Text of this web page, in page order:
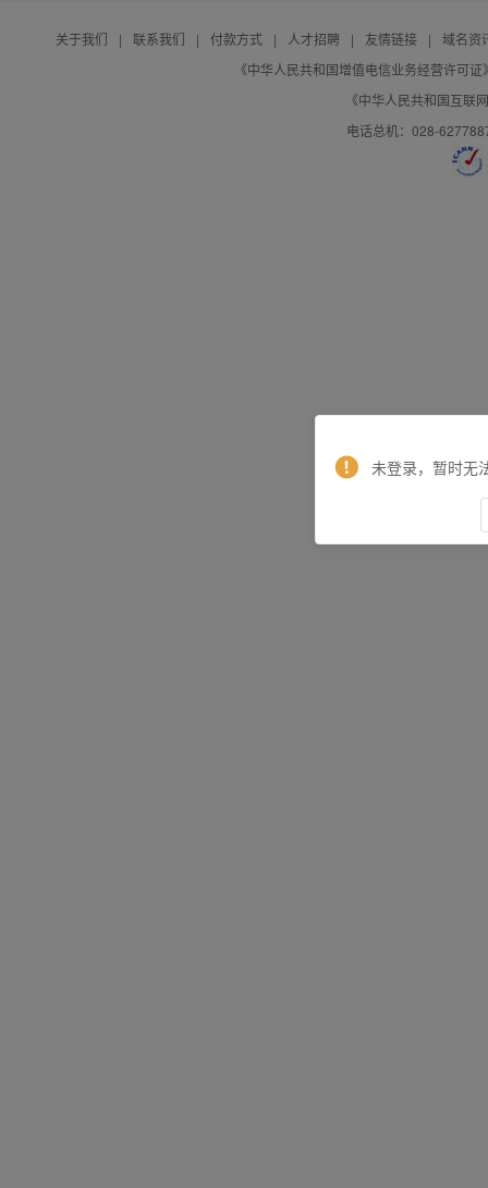
关于我们 | 联系我们 | 付款方式 | 人才招聘 | 友情链接 |
域名资
《中华人民共和国增值电信业务经营许可
《中华人民共和国互联
电话总机：028-
未登录，暂时无